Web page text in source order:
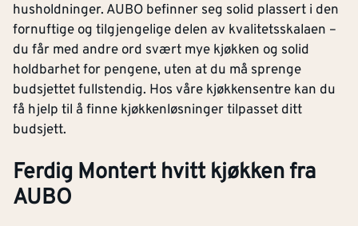
husholdninger. AUBO befinner seg solid plassert i den
fornuftige og tilgjengelige delen av kvalitetsskalaen –
du får med andre ord svært mye kjøkken og solid
holdbarhet for pengene, uten at du må sprenge
budsjettet fullstendig. Hos våre kjøkkensentre kan du
få hjelp til å finne kjøkkenløsninger tilpasset ditt
budsjett.
Ferdig Montert hvitt kjøkken fra
AUBO